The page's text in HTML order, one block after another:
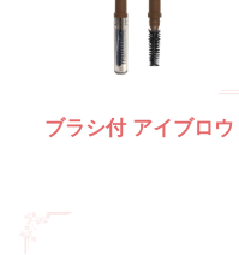
ブラシ付 アイブロウ